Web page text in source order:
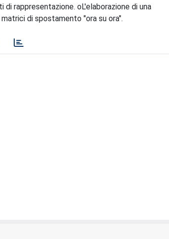
rappresentazione. oL'elaborazione di una
di spostamento "ora su ora".